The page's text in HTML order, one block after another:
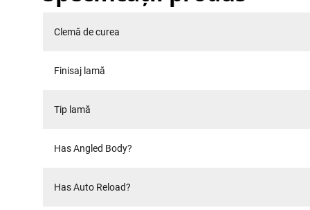
Clemă de curea
Finisaj lamă
Tip lamă
Has Angled Body?
Has Auto Reload?